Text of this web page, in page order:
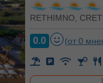
RETHIMNO,
0.0 (от 0